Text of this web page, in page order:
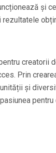
și
creatorii
Prin
și
pentru